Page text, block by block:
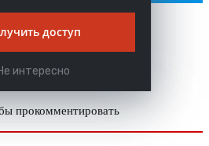
прокомментировать
доступ
интересно